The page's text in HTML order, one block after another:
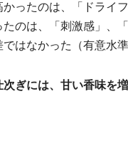
ったのは、「ドライ
のは、「刺激感」、「
はなかった（有意水
次ぎには、甘い香味を